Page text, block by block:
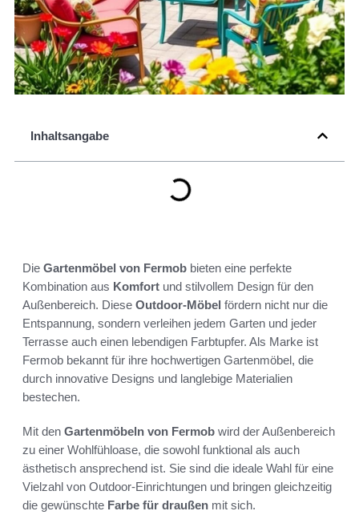
Inhaltsangabe
Die Gartenmöbel von Fermob bieten eine perfekte
Kombination aus Komfort und stilvollem Design für den
Außenbereich. Diese Outdoor-Möbel fördern nicht nur die
Entspannung, sondern verleihen jedem Garten und jeder
Terrasse auch einen lebendigen Farbtupfer. Als Marke ist
Fermob bekannt für ihre hochwertigen Gartenmöbel, die
durch innovative Designs und langlebige Materialien
bestechen.
Mit den Gartenmöbeln von Fermob wird der Außenbereich
zu einer Wohlfühloase, die sowohl funktional als auch
ästhetisch ansprechend ist. Sie sind die ideale Wahl für eine
Vielzahl von Outdoor-Einrichtungen und bringen gleichzeitig
die gewünschte Farbe für draußen mit sich.